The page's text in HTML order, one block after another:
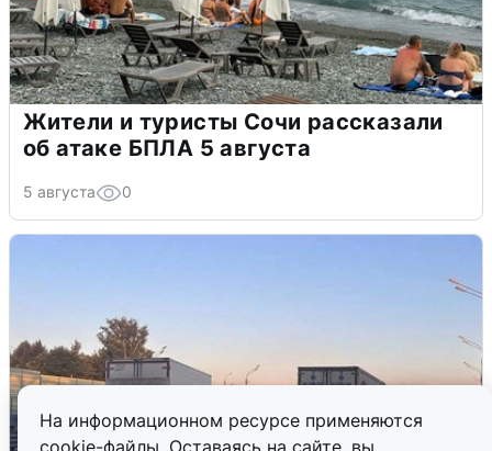
На информационном ресурсе применяются
cookie-файлы. Оставаясь на сайте, вы
Жители и туристы Сочи рассказали
об атаке БПЛА 5 августа
5 августа 0